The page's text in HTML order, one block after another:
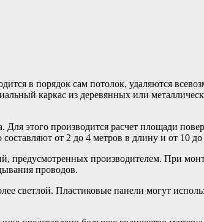
в порядок сам потолок, удаляются
каркас из деревянных или
этого производится расчет площади
от 2 до 4 метров в длину и от 10
предусмотренных производителем. При
проводов.
светлой. Пластиковые панели могут